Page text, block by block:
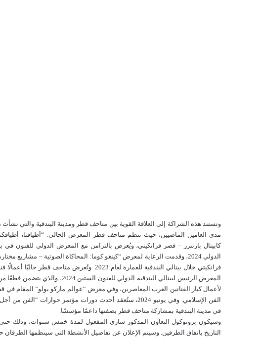
وتستند هذه الشراكة إلى العلاقة القوية بين متاحف قطر ومدينة البندقية والتي
مدى العامين الماضيين، حيث تنظم متاحف قطر المعرض الحالي: “أطيافنا،
الدولي 2024، وقدمت الرعاية لمعرض “كينغو كوما: المحاكاة الصوتية – مشاريع
فرانكيتي خلال بينالي البندقية للعمارة لعام 2023.
المعرض الرئيس لبينالي البندقية
لأعمال كبار الفنانين العرب المعاصرين، وفي معرض “عوالم ماركو بولو”
الفن الإسلامي. وفي يونيو 2024، ستُعقد أحدث دورات مؤتمر حوارات
في مدينة البندقية بمشاركة متاحف قطر بصفتها داعمًا مؤسسًا.
التاريخ باتفاق الطرفين. وسيتم الإعلان عن تفاصيل الأنشطة التي سينظمها الطرفان